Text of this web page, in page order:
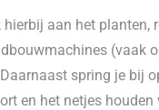
aan het planten,
(vaak
spring je bij
en het netjes